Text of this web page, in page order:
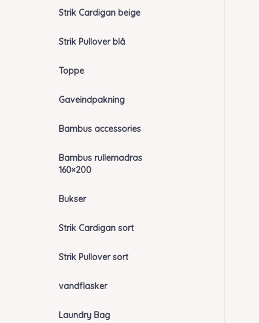
Strik Cardigan beige
Strik Pullover blå
Toppe
Gaveindpakning
Bambus accessories
Bambus rullemadras
160×200
Bukser
Strik Cardigan sort
Strik Pullover sort
vandflasker
Laundry Bag